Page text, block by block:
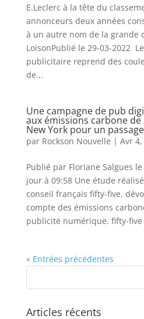
E.Leclerc à la tête du
annonceurs deux années
à un autre nom de la grande
LoisonPublié le 29-03-2022
publicitaire reprend des
de...
Une campagne de pub
aux émissions carbone de
New York pour un
par Rockson Nouvelle | Avr
Publié par Floriane Salgues
jour à 09:58 Une étude
conseil français fifty-five,
compte des émissions
publicité numérique. fifty-five
« Entrées précédentes
Articles récents